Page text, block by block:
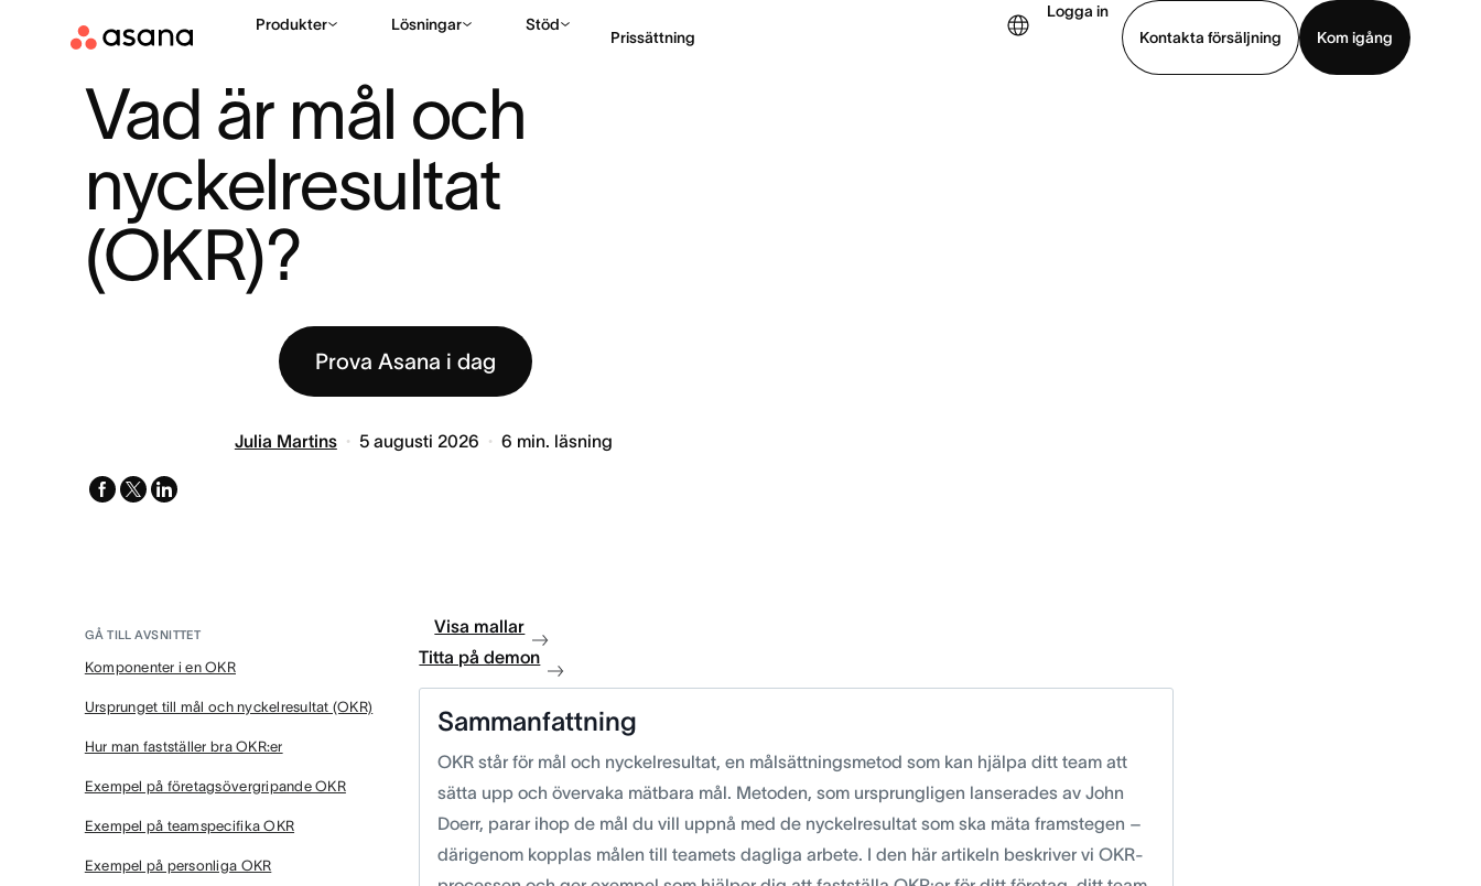
Produkter Lösningar Stöd
Prissättning
Logga in
Kontakta försäljning
Kom igång
Vad är mål och
nyckelresultat
(OKR)?
Prova Asana i dag
Julia Martins 5 augusti 2026 6 min. läsning
facebook
x-
linkedin
GÅ TILL AVSNITTET
Komponenter i en OKR
Ursprunget till mål och nyckelresultat (OKR)
Hur man fastställer bra OKR:er
Exempel på företagsövergripande OKR
Exempel på teamspecifika OKR
Exempel på personliga OKR
Visa mallar
Titta på demon
Sammanfattning
OKR står för mål och nyckelresultat, en målsättningsmetod som kan hjälpa ditt team att
sätta upp och övervaka mätbara mål. Metoden, som ursprungligen lanserades av John
Doerr, parar ihop de mål du vill uppnå med de nyckelresultat som ska mäta framstegen –
därigenom kopplas målen till teamets dagliga arbete. I den här artikeln beskriver vi OKR-